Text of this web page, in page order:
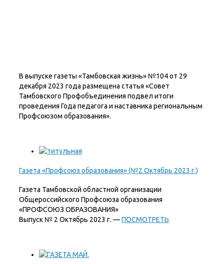
В выпуске газеты «Тамбовская жизнь» №104 от 29
декабря 2023 года размещена статья «Совет
Тамбовского Профобъединения подвел итоги
проведения Года педагога и наставника региональным
Профсоюзом образования».
Газета «Профсоюз образования» (№2 Октябрь 2023 г.)
Газета Тамбовской областной организации
Общероссийского Профсоюза образования
«ПРОФСОЮЗ ОБРАЗОВАНИЯ»
Выпуск № 2 Октябрь 2023 г. —ПОСМОТРЕТЬ